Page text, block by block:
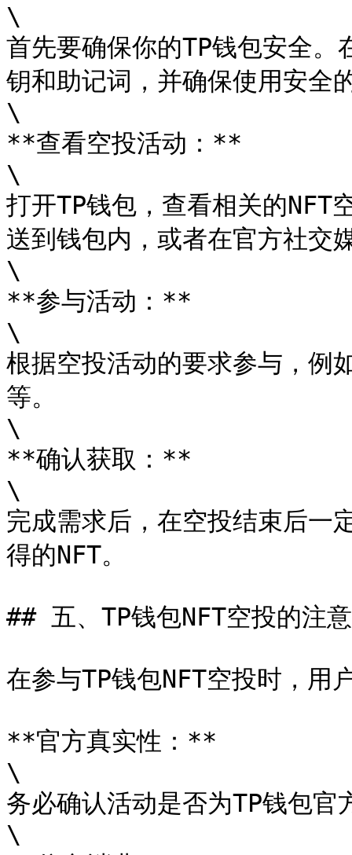
\
首先要确保你的TP钱包安全
钥和助记词，并确保使用安全
\
**查看空投活动：**
\
打开TP钱包，查看相关的NFT
送到钱包内，或者在官方社交
\
**参与活动：**
\
根据空投活动的要求参与，例
等。
\
**确认获取：**
\
完成需求后，在空投结束后一
得的NFT。
## 五、TP钱包NFT空投的注
在参与TP钱包NFT空投时，用
**官方真实性：**
\
务必确认活动是否为TP钱包官
\